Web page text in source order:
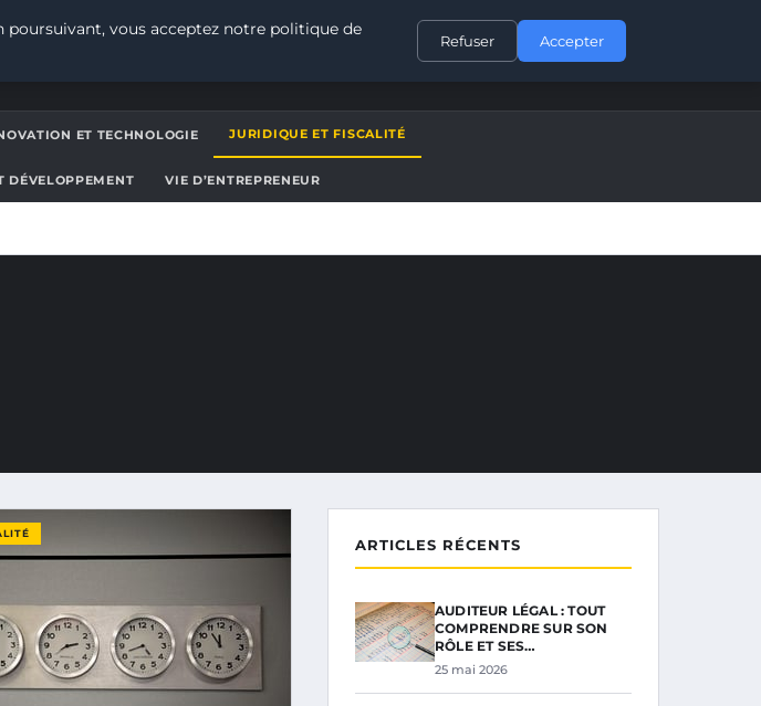
CONTACT
ET TECHNOLOGIE JURIDIQUE ET FISCALITÉ
DÉVELOPPEMENT VIE D’ENTREPRENEUR
ARTICLES RÉCENTS
AUDITEUR LÉGAL : TOUT
COMPRENDRE SUR SON
RÔLE ET SES…
25 mai 2026
vous acceptez notre politique de
Refuser Accepter